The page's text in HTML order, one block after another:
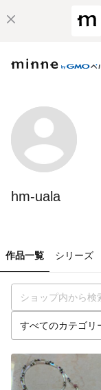
hm-uala
作品一覧 シリーズ